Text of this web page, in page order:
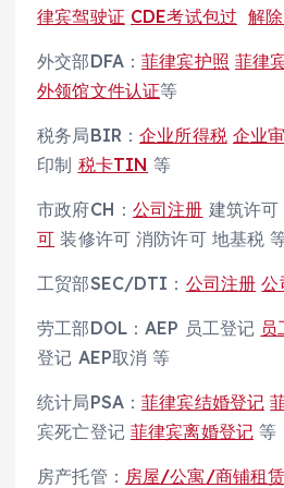
律宾驾驶证 CDE考试包过 解
外交部DFA：菲律宾护照 菲律
外领馆文件认证等
税务局BIR：企业所得税 企业
印制 税卡TIN 等
市政府CH： 公司注册 建筑许
可 装修许可 消防许可 地基税
工贸部SEC/DTI： 公司注册 公
劳工部DOL：AEP 员工登记
登记 AEP取消 等
统计局PSA：菲律宾结婚登记
宾死亡登记 菲律宾离婚登记等
房产托管： 房屋/公寓/商铺租